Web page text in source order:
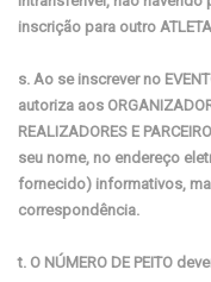
inscrição para outro
s. Ao se inscrever no
autoriza aos
REALIZADORES E
seu nome, no endereço
fornecido) informativos,
correspondência.
t. O NÚMERO DE PEITO